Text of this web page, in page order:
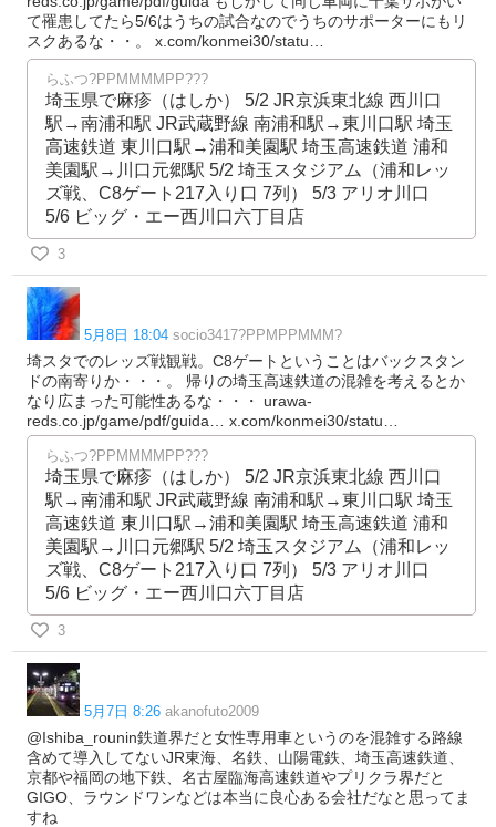
て罹患してたら5/6はうちの試合なのでうちのサポーターにもリ
スクあるな・・。 x.com/konmei30/statu…
らふつ?PPMMMMPP???
埼玉県で麻疹（はしか） 5/2 JR京浜東北線 西川口
駅→南浦和駅 JR武蔵野線 南浦和駅→東川口駅 埼玉
高速鉄道 東川口駅→浦和美園駅 埼玉高速鉄道 浦和
美園駅→川口元郷駅 5/2 埼玉スタジアム（浦和レッ
ズ戦、C8ゲート217入り口 7列） 5/3 アリオ川口
5/6 ビッグ・エー西川口六丁目店
3
5月8日 18:04 socio3417?PPMPPMMM?
埼スタでのレッズ戦観戦。C8ゲートということはバックスタン
ドの南寄りか・・・。 帰りの埼玉高速鉄道の混雑を考えるとか
なり広まった可能性あるな・・・ urawa-
reds.co.jp/game/pdf/guida… x.com/konmei30/statu…
らふつ?PPMMMMPP???
埼玉県で麻疹（はしか） 5/2 JR京浜東北線 西川口
駅→南浦和駅 JR武蔵野線 南浦和駅→東川口駅 埼玉
高速鉄道 東川口駅→浦和美園駅 埼玉高速鉄道 浦和
美園駅→川口元郷駅 5/2 埼玉スタジアム（浦和レッ
ズ戦、C8ゲート217入り口 7列） 5/3 アリオ川口
5/6 ビッグ・エー西川口六丁目店
3
5月7日 8:26 akanofuto2009
@Ishiba_rounin鉄道界だと女性専用車というのを混雑する路線
含めて導入してないJR東海、名鉄、山陽電鉄、埼玉高速鉄道、
京都や福岡の地下鉄、名古屋臨海高速鉄道やプリクラ界だと
GIGO、ラウンドワンなどは本当に良心ある会社だなと思ってま
すね